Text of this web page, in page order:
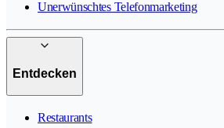
Unerwünschtes Telefonmarketing
Entdecken
Restaurants